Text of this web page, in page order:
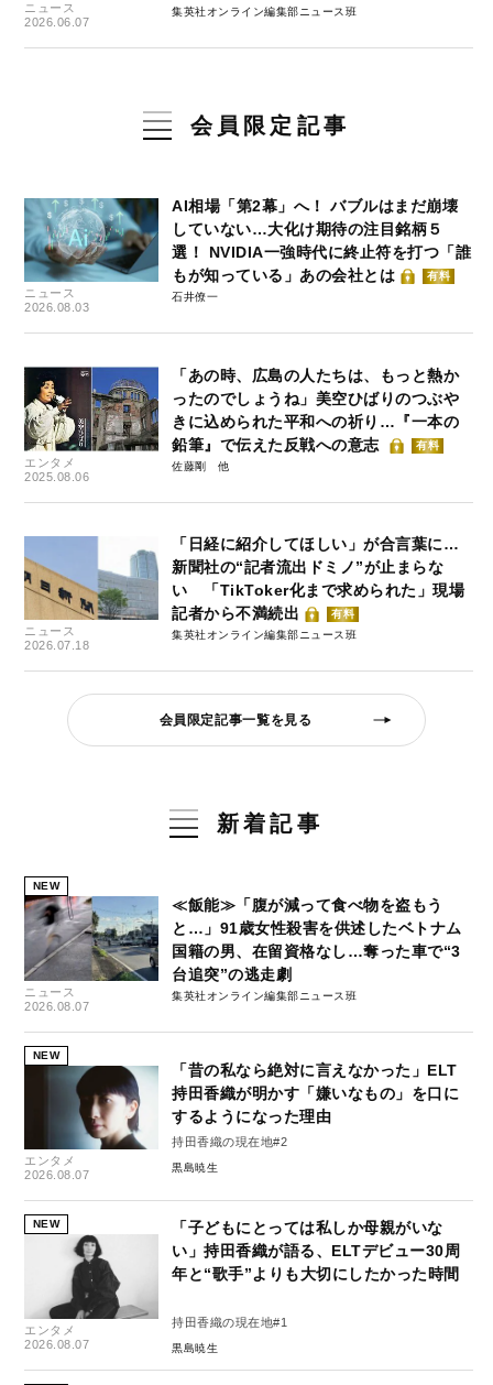
ニュース
2026.06.07
集英社オンライン編集部ニュース班
会員限定記事
ニュース
2026.08.03
AI相場「第2幕」へ！ バブルはまだ崩壊
していない…大化け期待の注目銘柄５
選！ NVIDIA一強時代に終止符を打つ「誰
もが知っている」あの会社とは
有料
石井僚一
エンタメ
2025.08.06
「あの時、広島の人たちは、もっと熱か
ったのでしょうね」美空ひばりのつぶや
きに込められた平和への祈り…『一本の
鉛筆』で伝えた反戦への意志
有料
佐藤剛
ニュース
2026.07.18
「日経に紹介してほしい」が合言葉に…
新聞社の“記者流出ドミノ”が止まらな
い 「TikToker化まで求められた」現場
記者から不満続出
有料
集英社オンライン編集部ニュース班
会員限定記事一覧を見る
新着記事
NEW
ニュース
2026.08.07
≪飯能≫「腹が減って食べ物を盗もう
と…」91歳女性殺害を供述したベトナム
国籍の男、在留資格なし…奪った車で“3
台追突”の逃走劇
集英社オンライン編集部ニュース班
NEW
エンタメ
2026.08.07
「昔の私なら絶対に言えなかった」ELT
持田香織が明かす「嫌いなもの」を口に
するようになった理由
持田香織の現在地#2
黒島暁生
NEW
エンタメ
2026.08.07
「子どもにとっては私しか母親がいな
い」持田香織が語る、ELTデビュー30周
年と“歌手”よりも大切にしたかった時間
持田香織の現在地#1
黒島暁生